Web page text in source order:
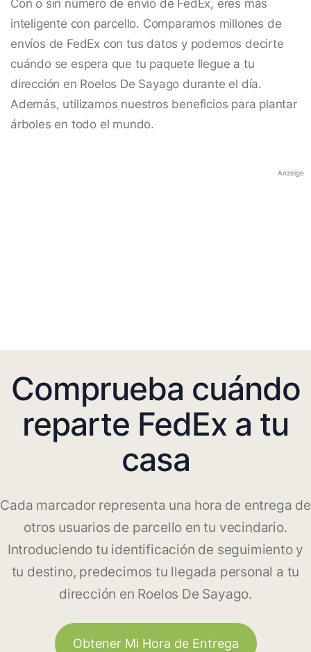
Con o sin número de envío de FedEx, eres más
inteligente con parcello. Comparamos millones de
envíos de FedEx con tus datos y podemos decirte
cuándo se espera que tu paquete llegue a tu
dirección en Roelos De Sayago durante el día.
Además, utilizamos nuestros beneficios para plantar
árboles en todo el mundo.
Anzeige
Comprueba cuándo
reparte FedEx a tu
casa
Cada marcador representa una hora de entrega de
otros usuarios de parcello en tu vecindario.
Introduciendo tu identificación de seguimiento y
tu destino, predecimos tu llegada personal a tu
dirección en Roelos De Sayago.
Obtener Mi Hora de Entrega